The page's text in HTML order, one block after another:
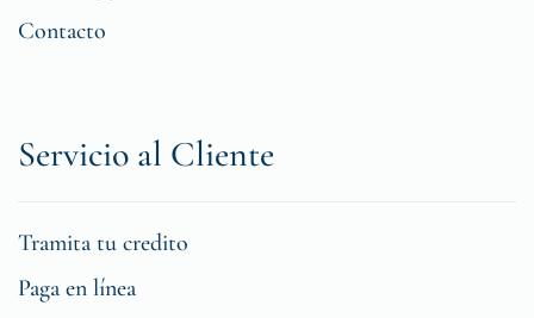
Contacto
Servicio al Cliente
Tramita tu credito
Paga en línea